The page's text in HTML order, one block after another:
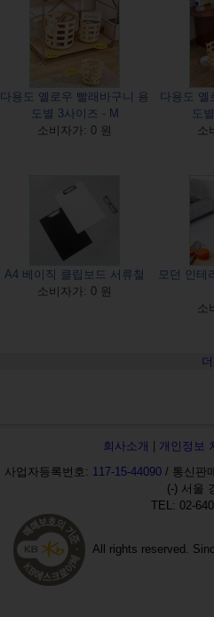
다용도 옐로우 빨래바구니 용
도별 3사이즈 - M
소비자가: 0 원
다용도 옐
도
소
A4 베이직 클립보드 서류철
소비자가: 0 원
모던 인테
소
회사소개
개인정보
사업자등록번호: 117-15-44090/ 통신판
(-) 서울
TEL: 02-
All rights reserved.